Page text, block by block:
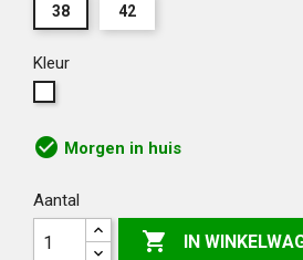
38 42
Kleur
check_circle Morgen in huis
Aantal
 IN